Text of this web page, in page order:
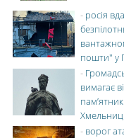
- росія
пошти" у
-
вимагає
- ворог